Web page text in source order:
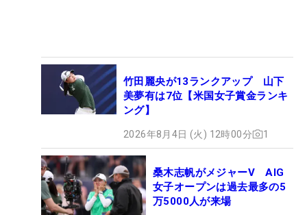
竹田麗央が13ランクアップ 山下
美夢有は7位【米国女子賞金ランキ
ング】
2026年8月4日 (火) 12時00分 1
桑木志帆がメジャーV AIG
女子オープンは過去最多の5
万5000人が来場